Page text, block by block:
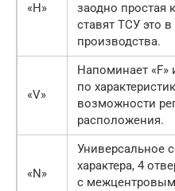
«H»
заодно простая
ставят ТСУ это
производства.
«V»
Напоминает «F»
по
возможности
расположения.
«N»
Универсальное
характера, 4
с